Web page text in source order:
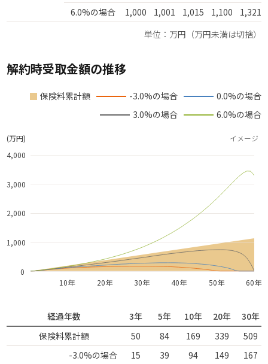
6.0%の場合
1,000 1,001 1,015 1,100
1,321
単位：万円（万円未満は切捨）
解約時受取金額の推移
保険料累計額 -3.0%の場合
0.0%の場合
3.0%の場合
6.0%の場合
イメージ
(万円)
4,000
3,000
2,000
1,000
0
10年
20年 30年 40年 50年 60年
経過年数 3年 5年 10年 20年
30年
保険料累計額
50 84 169 339
509
-3.0%の場合
15 39 94 149 167